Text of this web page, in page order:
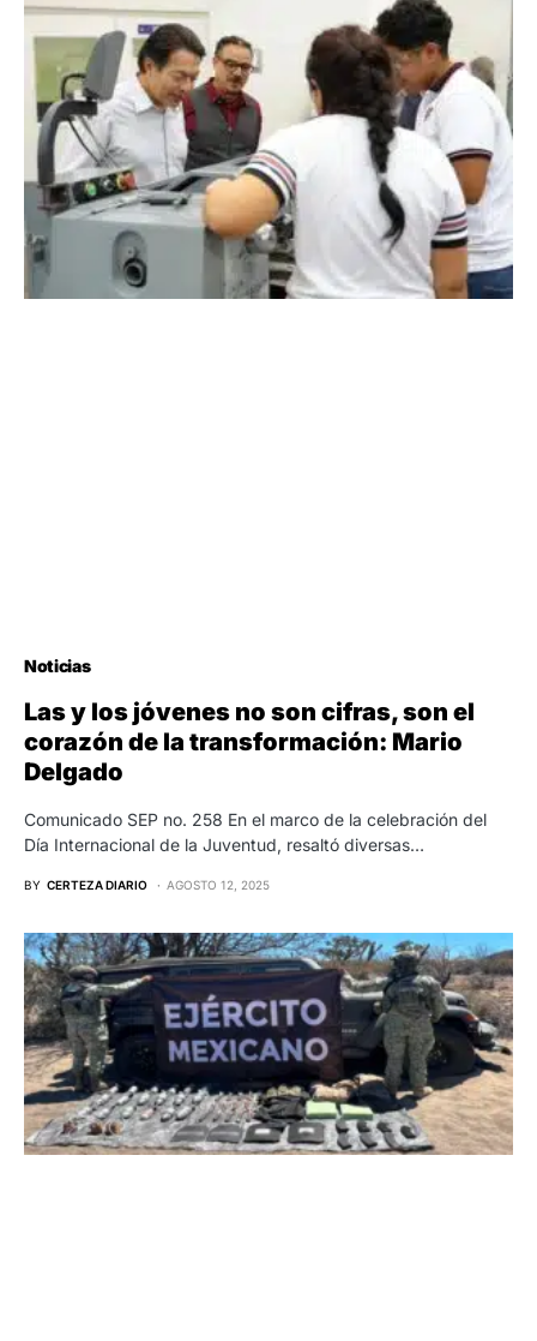
Noticias
Las y los jóvenes no son cifras, son el
corazón de la transformación: Mario
Delgado
Comunicado SEP no. 258 En el marco de la celebración del
Día Internacional de la Juventud, resaltó diversas…
BY CERTEZA DIARIO AGOSTO 12, 2025